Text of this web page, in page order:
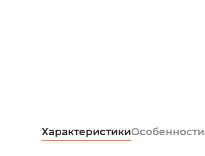
ХарактеристикиОсобенности